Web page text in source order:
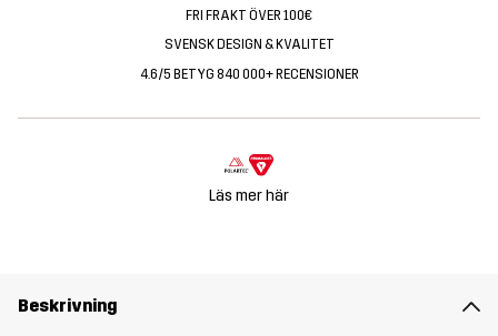
FRI FRAKT ÖVER 100€
SVENSK DESIGN & KVALITET
4.6/5 BETYG 840 000+ RECENSIONER
Läs mer här
Beskrivning